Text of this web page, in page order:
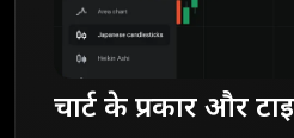
चार्ट के प्रकार और